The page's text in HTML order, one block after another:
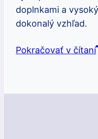
doplnkami a
dokonalý vzhľad.
Pokračovať v čítaní